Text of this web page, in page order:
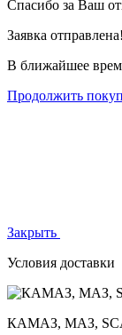
Спасибо за Ваш
Заявка отправлена!
В ближайшее
Продолжить
Закрыть
Условия доставки
КАМАЗ, МАЗ,